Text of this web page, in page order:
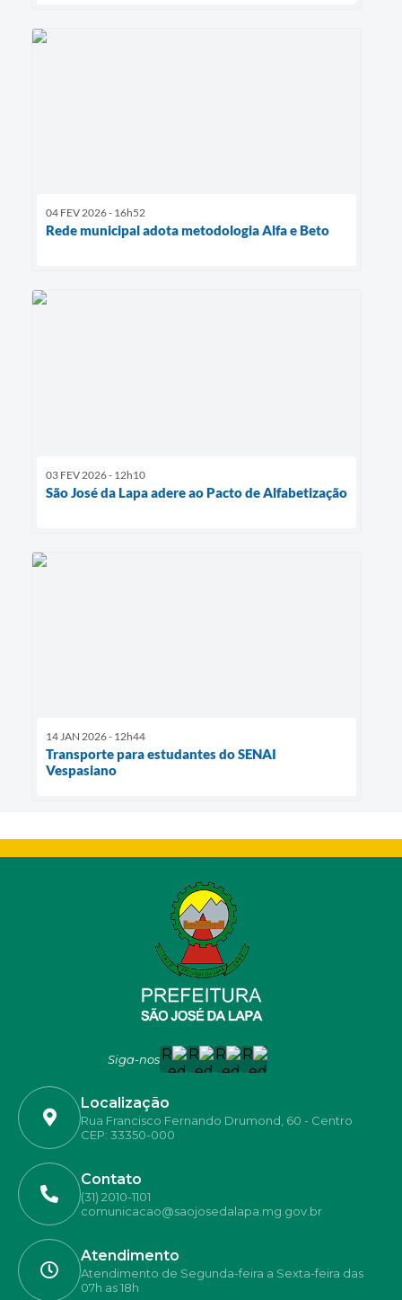
04 FEV 2026 - 16h52
Rede municipal adota metodologia Alfa e Beto
03 FEV 2026 - 12h10
São José da Lapa adere ao Pacto de Alfabetização
14 JAN 2026 - 12h44
Transporte para estudantes do SENAI
Vespasiano
Siga-nos
Localização
Rua Francisco Fernando Drumond, 60 - Centro
CEP: 33350-000
Contato
(31) 2010-1101
comunicacao@saojosedalapa.mg.gov.br
Atendimento
Atendimento de Segunda-feira a Sexta-feira das
07h as 18h